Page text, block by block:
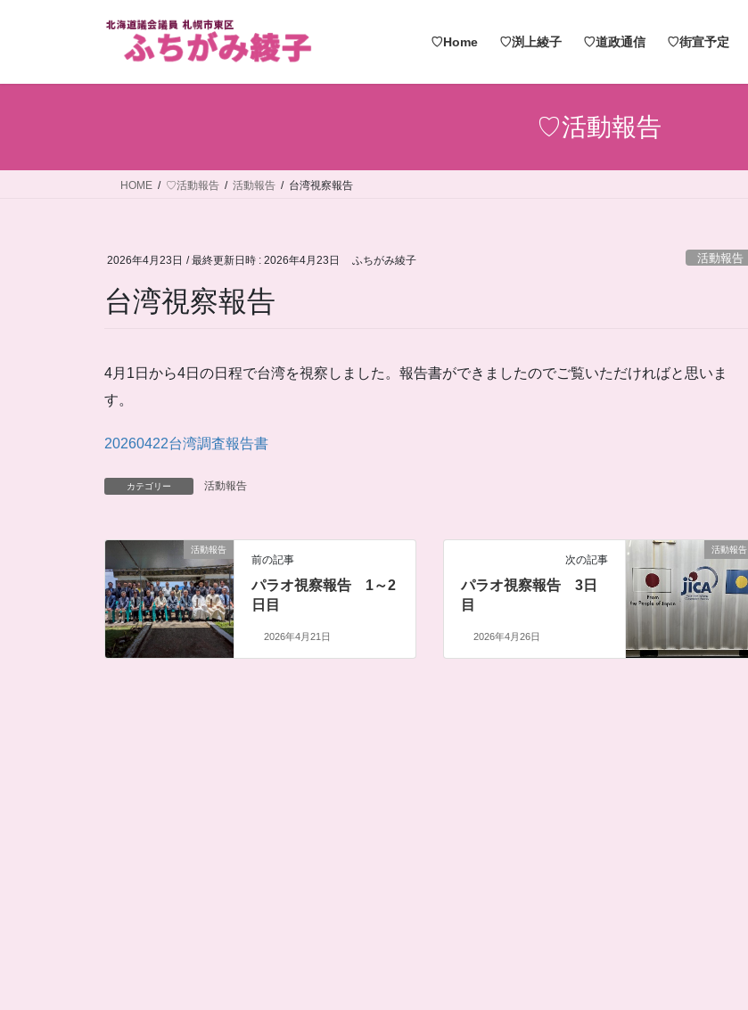
♡Home ♡渕上綾子 ♡道政通信 ♡街宣予定
♡活動報告
HOME ♡活動報告 活動報告 台湾視察報告
2026年4月23日 / 最終更新日時 : 2026年4月23日 ふちがみ綾子 活動報告
台湾視察報告
4月1日から4日の日程で台湾を視察しました。報告書ができましたのでご覧いただければと思いま
す。
20260422台湾調査報告書
カテゴリー 活動報告
活動報告
前の記事
パラオ視察報告 1～2
日目
2026年4月21日
活動報告
次の記事
パラオ視察報告 3日
目
2026年4月26日